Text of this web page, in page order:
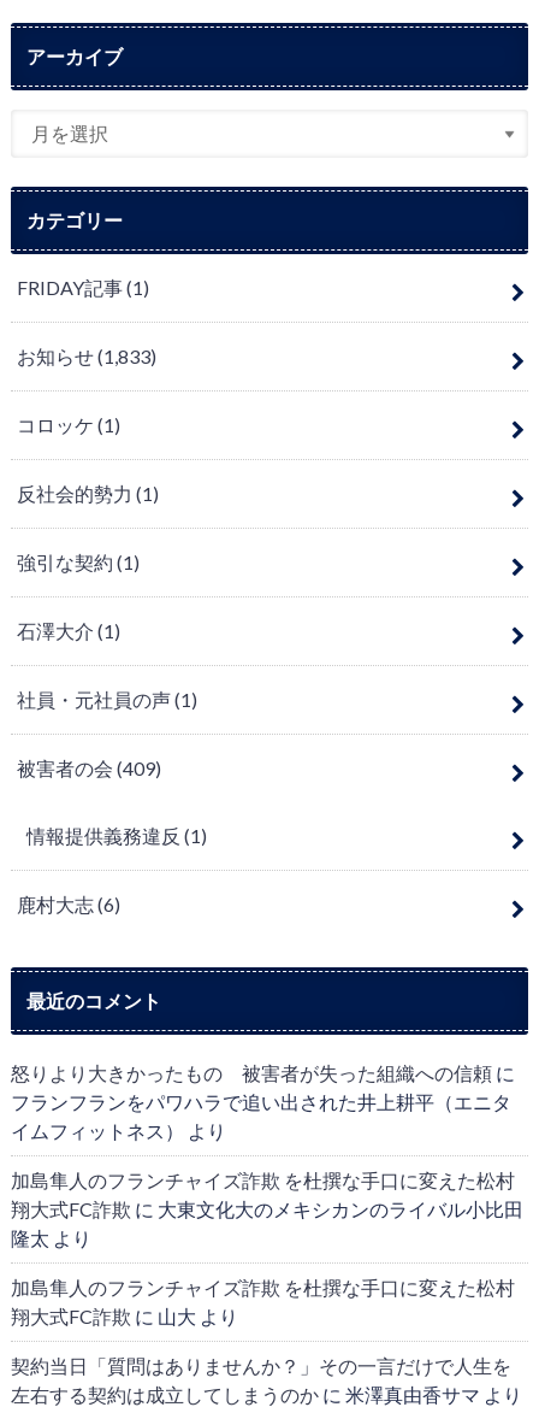
アーカイブ
カテゴリー
FRIDAY記事(1)
お知らせ(1,833)
コロッケ (1)
反社会的勢力 (1)
強引な契約 (1)
石澤大介 (1)
社員・元社員の声(1)
被害者の会 (409)
情報提供義務違反 (1)
鹿村大志(6)
最近のコメント
怒りより大きかったもの 被害者が失った組織への信頼に
フランフランをパワハラで追い出された井上耕平（エニタ
イムフィットネス）
より
加島隼人のフランチャイズ詐欺 を杜撰な手口に変えた松村
翔大式FC詐欺 に 大東文化大のメキシカンのライバル小比田
隆太 より
加島隼人のフランチャイズ詐欺 を杜撰な手口に変えた松村
翔大式FC詐欺 に 山大 より
契約当日「質問はありませんか？」その一言だけで人生を
左右する契約は成立してしまうのかに 米澤真由香サマ より